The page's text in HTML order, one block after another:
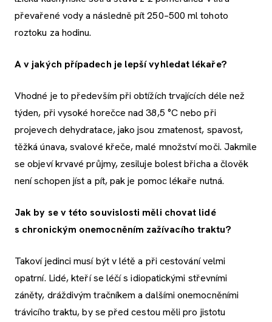
převařené vody a následně pít 250–500 ml tohoto
roztoku za hodinu.
A v jakých případech je lepší vyhledat lékaře?
Vhodné je to především při obtížích trvajících déle než
týden, při vysoké horečce nad 38,5 °C nebo při
projevech dehydratace, jako jsou zmatenost, spavost,
těžká únava, svalové křeče, malé množství moči. Jakmile
se objeví krvavé průjmy, zesiluje bolest břicha a člověk
není schopen jíst a pít, pak je pomoc lékaře nutná.
Jak by se v této souvislosti měli chovat lidé
s chronickým onemocněním zažívacího traktu?
Takoví jedinci musí být v létě a při cestování velmi
opatrní. Lidé, kteří se léčí s idiopatickými střevními
záněty, dráždivým tračníkem a dalšími onemocněními
trávicího traktu, by se před cestou měli pro jistotu